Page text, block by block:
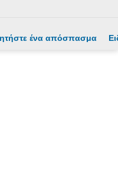
ένα απόσπασμα